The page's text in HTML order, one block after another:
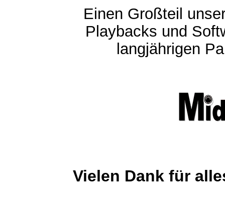
Einen Großteil
Playbacks und
langjährigen
Vielen Dank für